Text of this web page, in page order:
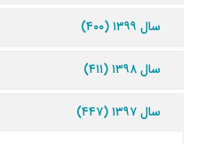
سال ۱۳۹۹ (۴۰۰)
سال ۱۳۹۸ (۴۱۱)
سال ۱۳۹۷ (۴۴۷)